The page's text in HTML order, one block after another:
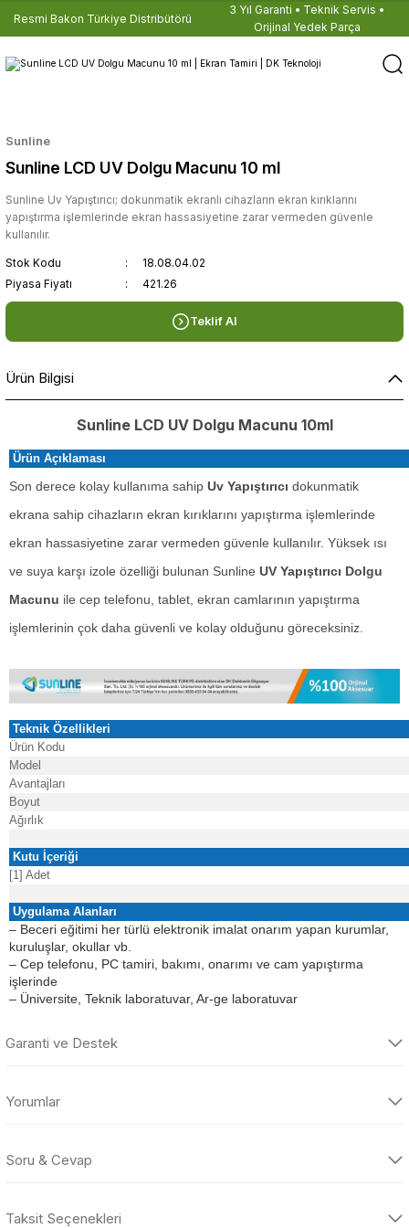
Resmi Bakon Türkiye Distribütörü
3 Yıl Garanti • Teknik Servis •
Orijinal Yedek Parça
Sunline
Sunline LCD UV Dolgu Macunu 10 ml
Sunline Uv Yapıştırıcı; dokunmatik ekranlı cihazların ekran kırıklarını
yapıştırma işlemlerinde ekran hassasiyetine zarar vermeden güvenle
kullanılır.
Stok Kodu
18.08.04.02
Piyasa Fiyatı
421.26
Teklif Al
Ürün Bilgisi
Sunline LCD UV Dolgu Macunu 10ml
Ürün Açıklaması
Son derece kolay kullanıma sahip Uv Yapıştırıcı dokunmatik
ekrana sahip cihazların ekran kırıklarını yapıştırma işlemlerinde
ekran hassasiyetine zarar vermeden güvenle kullanılır. Yüksek ısı
ve suya karşı izole özelliği bulunan Sunline UV Yapıştırıcı Dolgu
Macunu ile cep telefonu, tablet, ekran camlarının yapıştırma
işlemlerinin çok daha güvenli ve kolay olduğunu göreceksiniz.
Teknik Özellikleri
Ürün Kodu
Model
Avantajları
Boyut
Ağırlık
Kutu İçeriği
[1] Adet
Uygulama Alanları
– Beceri eğitimi her türlü elektronik imalat onarım yapan kurumlar,
kuruluşlar, okullar vb.
– Cep telefonu, PC tamiri, bakımı, onarımı ve cam yapıştırma
işlerinde
– Üniversite, Teknik laboratuvar, Ar-ge laboratuvar
Garanti ve Destek
Yorumlar
Soru & Cevap
Taksit Seçenekleri